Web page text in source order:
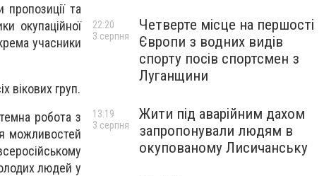
та
окупаційної
учасники
вікових груп.
робота з
можливостей
людей у
Четверте місце на першості
Європи з водних видів
спорту посів спортсмен з
Луганщини
22:20
3 серпня
Жити під аварійним дахом
запропонували людям в
окупованому Лисичанську
13:19
3 серпня